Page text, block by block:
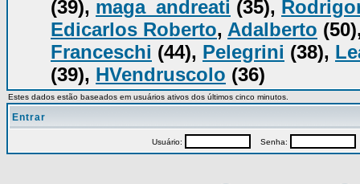
(39), maga_andreati (35),
Edicarlos Roberto, Adalberto
Franceschi (44), Pelegrini (38),
(39), HVendruscolo (36)
Estes dados estão baseados em usuários ativos dos últimos cinco minutos.
Entrar
Usuário: Senha: